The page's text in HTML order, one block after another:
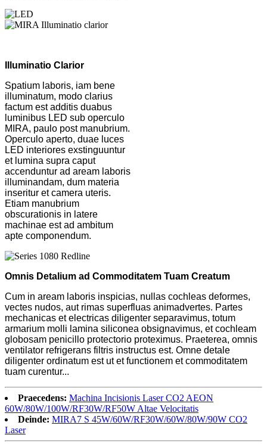
Illuminatio Clarior
Spatium laboris, iam bene
illuminatum, modo clarius
factum est additis duabus
luminibus LED sub operculo
MIRA, paulo post manubrium.
Operculo aperto, duae luces
LED interiores exstinguuntur
et lumina supra caput
accenduntur ad aream laboris
illuminandam, dum materia
inseritur et camera uteris.
Etiam manubrium
obscurationis in latere
machinae est ad ambitum
apte componendum.
Omnis Detalium ad Commoditatem Tuam Creatum
Cum in aream laboris inspicias, nullas cochleas deformes,
vectes nudos, aut rimas superfluas animadvertes. Partes
mechanicas et electricas diligenter separavimus, totum
armarium molli lamina siliconea obsignavimus, et cochleam
globosam penicillo protectorio proteximus. Praeterea, omnis
ventilator refrigerans filtris instructus est. Omne detale
diligenter ordinatum est ut et functionem et commoditatem
tuam curentur...
Praecedens: Machina Incisionis Laser CO2 AEON
60W/80W/100W/RF30W/RF50W Altae Velocitatis
Deinde: MIRA7 S 45W/60W/RF30W/60W/80W/90W CO2
Laser